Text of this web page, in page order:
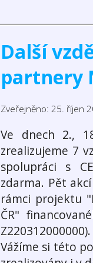
Další
partnery
Zveřejněno: 25. říjen
Ve dnech 2.,
zrealizujeme 7
spolupráci s
zdarma. Pět
rámci projektu
ČR"
Z220312000000).
Vážíme si této